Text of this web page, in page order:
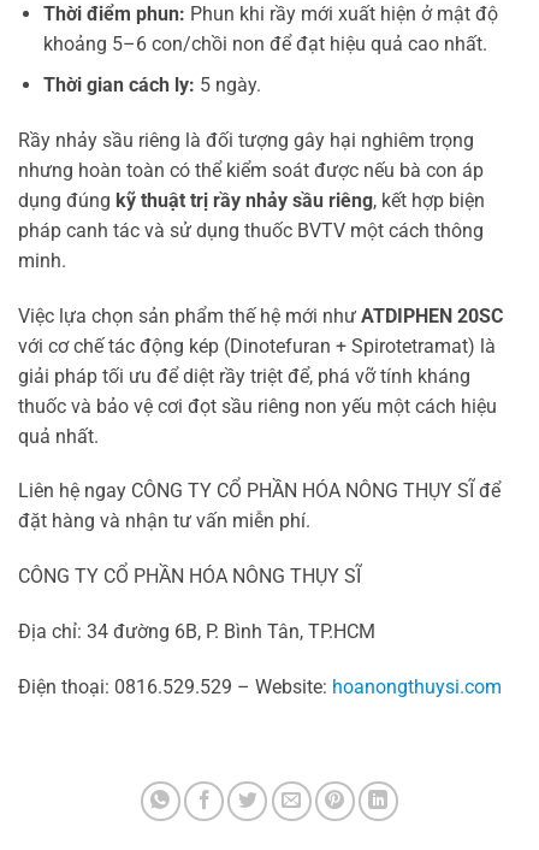
Thời điểm phun: Phun khi rầy mới xuất hiện ở mật độ
khoảng 5–6 con/chồi non để đạt hiệu quả cao nhất.
Thời gian cách ly: 5 ngày.
Rầy nhảy sầu riêng là đối tượng gây hại nghiêm trọng
nhưng hoàn toàn có thể kiểm soát được nếu bà con áp
dụng đúng kỹ thuật trị rầy nhảy sầu riêng, kết hợp biện
pháp canh tác và sử dụng thuốc BVTV một cách thông
minh.
Việc lựa chọn sản phẩm thế hệ mới như ATDIPHEN 20SC
với cơ chế tác động kép (Dinotefuran + Spirotetramat) là
giải pháp tối ưu để diệt rầy triệt để, phá vỡ tính kháng
thuốc và bảo vệ cơi đọt sầu riêng non yếu một cách hiệu
quả nhất.
Liên hệ ngay CÔNG TY CỔ PHẦN HÓA NÔNG THỤY SĨ để
đặt hàng và nhận tư vấn miễn phí.
CÔNG TY CỔ PHẦN HÓA NÔNG THỤY SĨ
Địa chỉ: 34 đường 6B, P. Bình Tân, TP.HCM
Điện thoại: 0816.529.529 – Website: hoanongthuysi.com